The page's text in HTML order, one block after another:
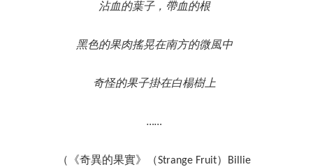
沾血的葉子，帶血的根
黑色的果肉搖晃在南方的微風中
奇怪的果子掛在白楊樹上
……
（《奇異的果實》（Strange Fruit）Billie